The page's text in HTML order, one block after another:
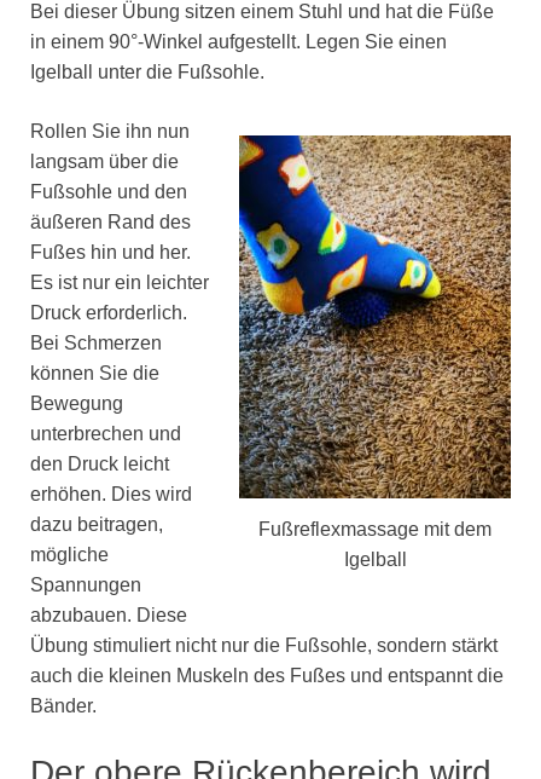
Bei dieser Übung sitzen einem Stuhl und hat die Füße
in einem 90°-Winkel aufgestellt. Legen Sie einen
Igelball unter die Fußsohle.
Fußreflexmassage mit dem
Igelball
Rollen Sie ihn nun
langsam über die
Fußsohle und den
äußeren Rand des
Fußes hin und her.
Es ist nur ein leichter
Druck erforderlich.
Bei Schmerzen
können Sie die
Bewegung
unterbrechen und
den Druck leicht
erhöhen. Dies wird
dazu beitragen,
mögliche
Spannungen
abzubauen. Diese
Übung stimuliert nicht nur die Fußsohle, sondern stärkt
auch die kleinen Muskeln des Fußes und entspannt die
Bänder.